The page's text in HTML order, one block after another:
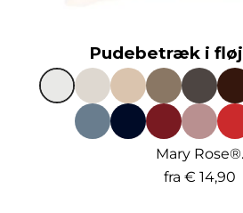
Pudebetræk i
Mary Rose®.
fra € 14,90